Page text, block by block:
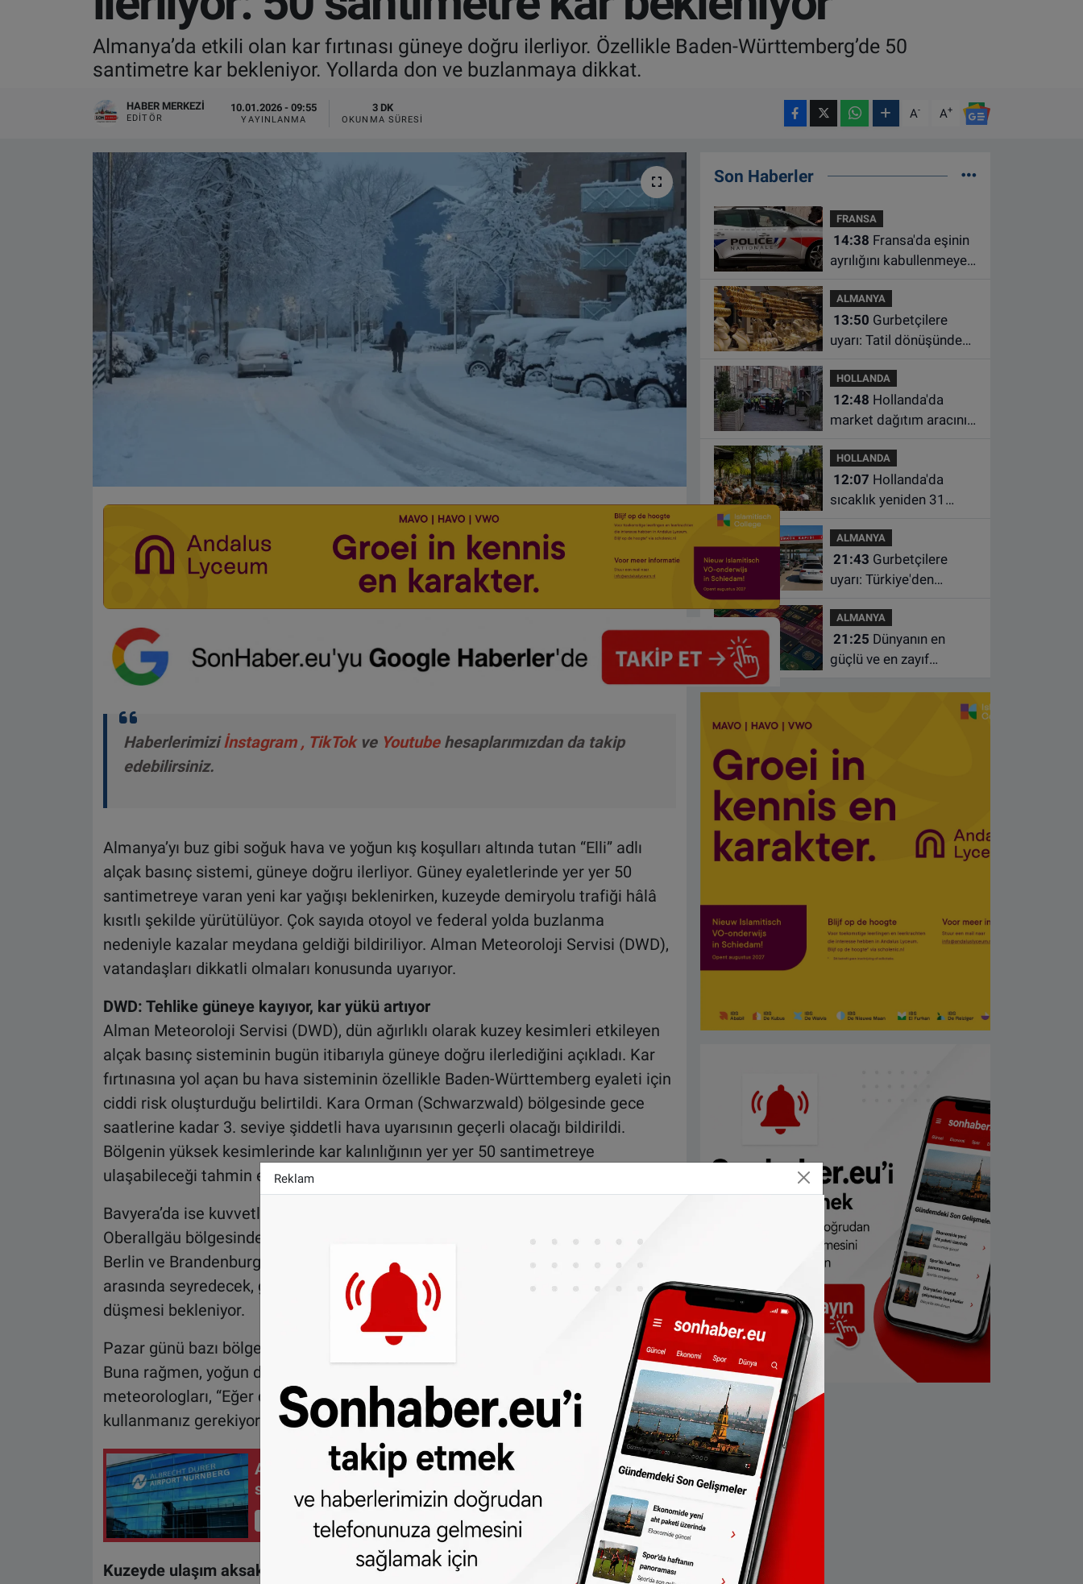
Almanya’da etkili olan kar fırtınası güneye doğru ilerliyor. Özellikle Baden-Württemberg’de 50
santimetre kar bekleniyor. Yollarda don ve buzlanmaya dikkat.
HABER MERKEZI
EDITÖR
10.01.2026 - 09:55
YAYINLANMA
3 DK
OKUNMA SÜRESI A- A+
Haberlerimiziİnstagram , TikTok ve Youtube hesaplarımızdan da takip
edebilirsiniz.
Almanya’yı buz gibi soğuk hava ve yoğun kış koşulları altında tutan “Elli” adlı
alçak basınç sistemi, güneye doğru ilerliyor. Güney eyaletlerinde yer yer 50
santimetreye varan yeni kar yağışı beklenirken, kuzeyde demiryolu trafiği hâlâ
kısıtlı şekilde yürütülüyor. Çok sayıda otoyol ve federal yolda buzlanma
nedeniyle kazalar meydana geldiği bildiriliyor. Alman Meteoroloji Servisi (DWD),
vatandaşları dikkatli olmaları konusunda uyarıyor.
DWD: Tehlike güneye kayıyor, kar yükü artıyor
Alman Meteoroloji Servisi (DWD), dün ağırlıklı olarak kuzey kesimleri etkileyen
alçak basınç sisteminin bugün itibarıyla güneye doğru ilerlediğini açıkladı. Kar
fırtınasına yol açan bu hava sisteminin özellikle Baden-Württemberg eyaleti için
ciddi risk oluşturduğu belirtildi. Kara Orman (Schwarzwald) bölgesinde gece
saatlerine kadar 3. seviye şiddetli hava uyarısının geçerli olacağı bildirildi.
Bölgenin yüksek kesimlerinde kar kalınlığının yer yer 50 santimetreye
ulaşabileceği tahmin ediliyor.
Bavyera’da ise kuvvetli rüzgârla birlikte yoğun kar yağışı bekleniyor. Özellikle
Oberallgäu bölgesinde 30 santimetreye kadar yeni kar öngörülüyor. DWD’ye göre
Berlin ve Brandenburg’da gün içinde en yüksek sıcaklıklar -7 ile -3 derece
arasında seyredecek, gece saatlerinde ise sıcaklıkların -9 ila -14 dereceye kadar
düşmesi bekleniyor.
Pazar günü bazı bölgelerde güneşli ancak oldukça soğuk bir hava etkili olacak.
Buna rağmen, yoğun don riski ülke genelinde devam edecek. DWD
meteorologları, “Eğer dışarı çıkmak zorunda değilseniz, evde kalın. Araç
kullanmanız gerekiyorsa son derece dikkatli olun,” uyarısında bulundu.
Almanya’da havaalanında Türk yolcuların karıştığı kavga
sonrası 11 kişi uçağa alınmadı
İçeriği Görüntüle
Kuzeyde ulaşım aksak, kış ekipleri yoğun mesai yapıyor
Son Haberler
FRANSA
14:38
ayrılığını kabullenmeyen
oğlunu öldürdü
ALMANYA
13:50
uyarı: Tatil dönüşünde
kuralları unutmayın
HOLLANDA
12:48
market dağıtım aracının
çocuk hayatını kaybetti
HOLLANDA
12:07
sıcaklık yeniden 31
ALMANYA
21:43
uyarı: Türkiye'den
geçiş ve trafik
borcunuzu kontrol edin
ALMANYA
21:25
güçlü ve en zayıf
ALGEMENE VOORWAARDEN
CONTACT
Çerez Politikası
Reklam